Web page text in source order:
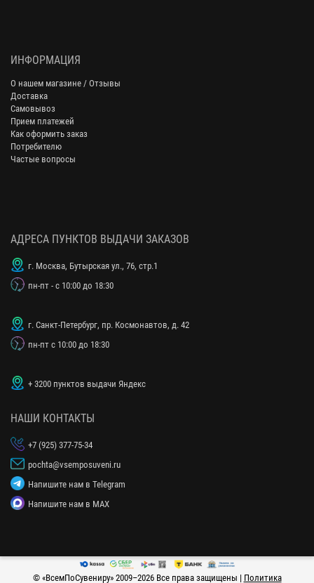
ИНФОРМАЦИЯ
О нашем магазине / Отзывы
Доставка
Самовывоз
Прием платежей
Как оформить заказ
Потребителю
Частые вопросы
АДРЕСА ПУНКТОВ ВЫДАЧИ ЗАКАЗОВ
г. Москва, Бутырская ул., 76, стр.1
пн-пт - с 10:00 до 18:30
г. Санкт-Петербург, пр. Космонавтов, д. 42
пн-пт с 10:00 до 18:30
+ 3200 пунктов выдачи Яндекс
НАШИ КОНТАКТЫ
+7 (925) 377-75-34
pochta@vsemposuveni.ru
Напишите нам в Telegram
Напишите нам в MAX
© «ВсемПоСувениру» 2009–2026 Все права защищены | Политика